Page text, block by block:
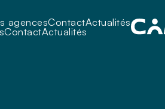
agencesContactActualités
ContactActualités